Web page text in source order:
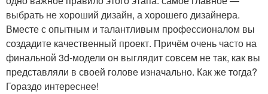
выбрать не хороший дизайн, а хорошего дизайнера.
Вместе с опытным и талантливым профессионалом вы
создадите качественный проект. Причём очень часто на
финальной 3d-модели он выглядит совсем не так, как вы
представляли в своей голове изначально. Как же тогда?
Гораздо интереснее!